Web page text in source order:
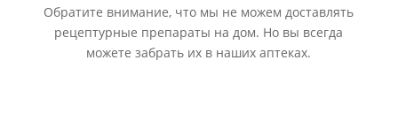
Обратите внимание, что мы не можем доставлять
рецептурные препараты на дом. Но вы всегда
можете забрать их в наших аптеках.